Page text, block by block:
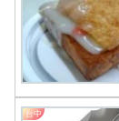
台中